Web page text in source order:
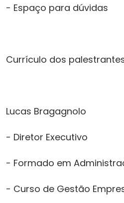
- Espaço para dúvidas
Currículo dos
Lucas Bragagnolo
- Diretor Executivo
- Formado em
- Curso de Gestão